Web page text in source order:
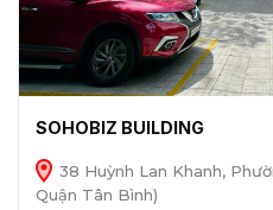
SOHOBIZ BUILDING
38 Huỳnh Lan Khanh,
Quận Tân Bình)